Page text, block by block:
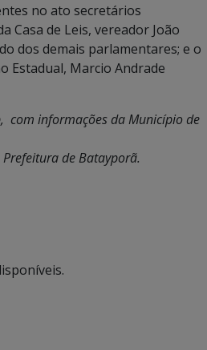
no ato secretários
Casa de Leis, vereador João
dos demais parlamentares; e o
Estadual, Marcio Andrade
com informações da Município de
de Batayporã.